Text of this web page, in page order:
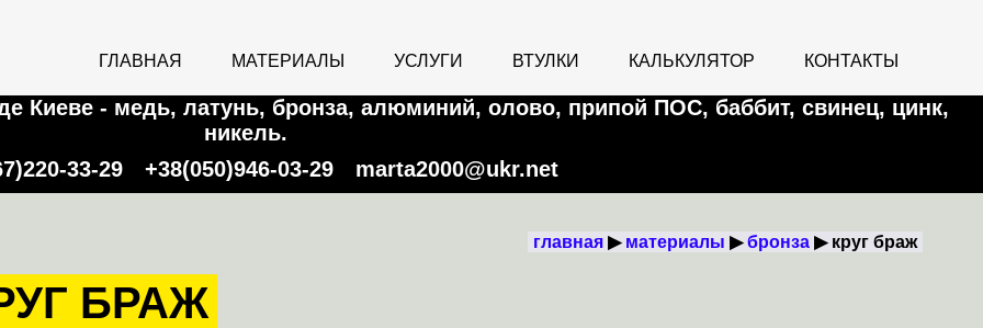
ГЛАВНАЯ МАТЕРИАЛЫ УСЛУГИ ВТУЛКИ КАЛЬКУЛЯТОР КОНТАКТЫ
Киеве - медь, латунь, бронза, алюминий, олово, припой ПОС, баббит, свинец, цинк,
никель.
33-29
+38(050)946-03-29 marta2000@ukr.net
главная материалы бронза круг браж
БРАЖ